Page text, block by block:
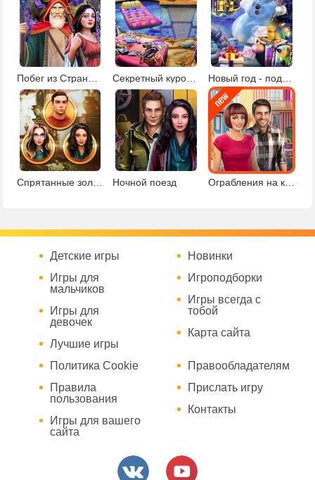
Секретный курорт для знаменитостей
Спрятанные золотые монеты Ночной поезд Ограбления на курорте
Детские игры
Игры для
мальчиков
Игры для
девочек
Лучшие игры
Новинки
Игроподборки
Игры всегда с
тобой
Карта сайта
Политика Cookie
Правила
пользования
Игры для вашего
сайта
Правообладателям
Прислать игру
Контакты